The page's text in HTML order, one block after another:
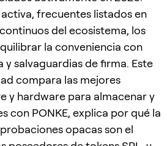
frecuentes listados en
del ecosistema, los
la conveniencia con
salvaguardias de firma. Este
compara las mejores
y hardware para almacenar y
con PONKE, explica por qué la
opacas son el